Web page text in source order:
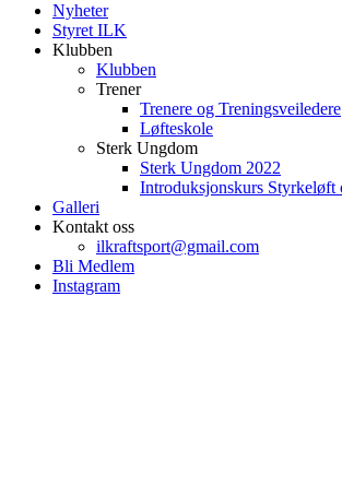
Nyheter
Styret ILK
Klubben
Klubben
Trener
Trenere og Treningsveiledere
Løfteskole
Sterk Ungdom
Sterk Ungdom 2022
Introduksjonskurs Styrkeløft
Galleri
Kontakt oss
ilkraftsport@gmail.com
Bli Medlem
Instagram